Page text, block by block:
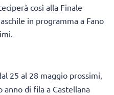
così alla Finale
in programma a Fano
25 al 28 maggio prossimi,
di fila a Castellana